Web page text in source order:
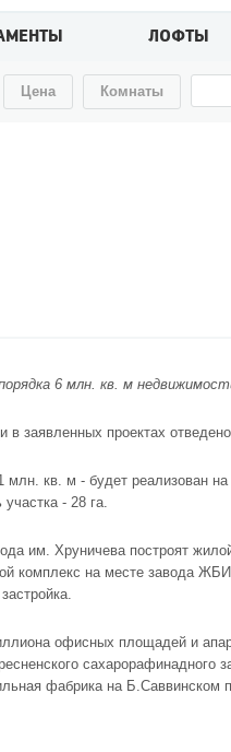
ЛОФТЫ
Цена Комнаты
6 млн. кв. м
в заявленных проектах
кв. м - будет реализован
- 28 га.
им. Хруничева построят
комплекс на месте завода
офисных площадей и
сахарорафинадного
фабрика на Б.Саввинском